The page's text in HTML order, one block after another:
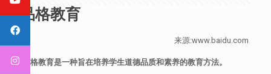
品格教育
来源:www.baidu.com
品格教育是一种旨在培养学生道德品质和素养的教育方法。